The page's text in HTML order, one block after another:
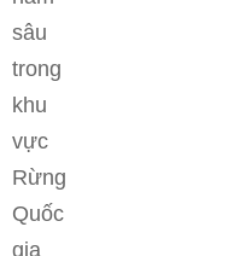
sâu
trong
khu
vực
Rừng
Quốc
gia